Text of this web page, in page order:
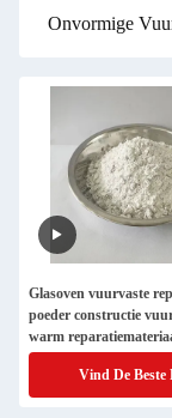
Onvormige
Glasoven vuurvaste
poeder constructie
warm
Vind De Beste